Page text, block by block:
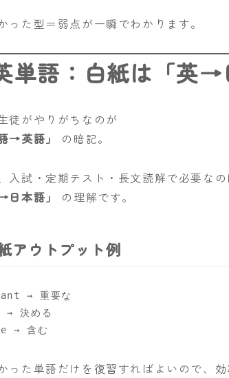
った型＝弱点が一瞬でわかります。
語：白紙は「英→
徒がやりがちなのが
→英語」
の暗記。
入試・定期テスト・長文読解で必要なの
日本語」
の理解です。
アウトプット例
→ 重要な
決める
った単語だけを復習すればよいので、効